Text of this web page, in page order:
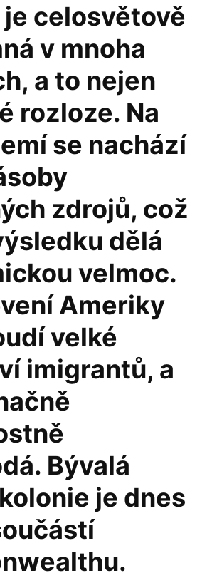
je celosvětově
v mnoha
a to nejen
rozloze. Na
se nachází
zdrojů, což
dělá
velmoc.
Ameriky
velké
imigrantů, a
Bývalá
je dnes